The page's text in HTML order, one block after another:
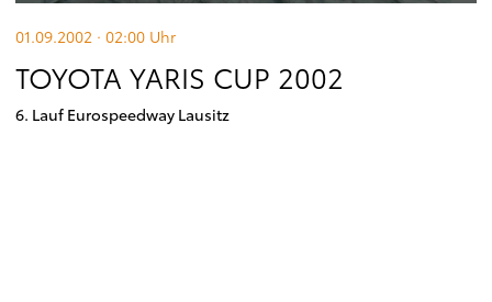
01.09.2002 · 02:00 Uhr
TOYOTA YARIS CUP 2002
6. Lauf Eurospeedway Lausitz